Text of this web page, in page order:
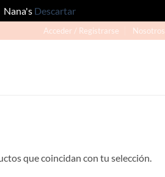
Nana's Descartar
Acceder / Registrarse Nosotros
que coincidan con tu selección.